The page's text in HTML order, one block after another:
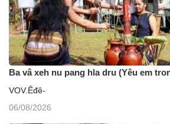
Ba vâ xeh nu pang hla dru (Yêu em
VOV.Êđê-
06/08/2026